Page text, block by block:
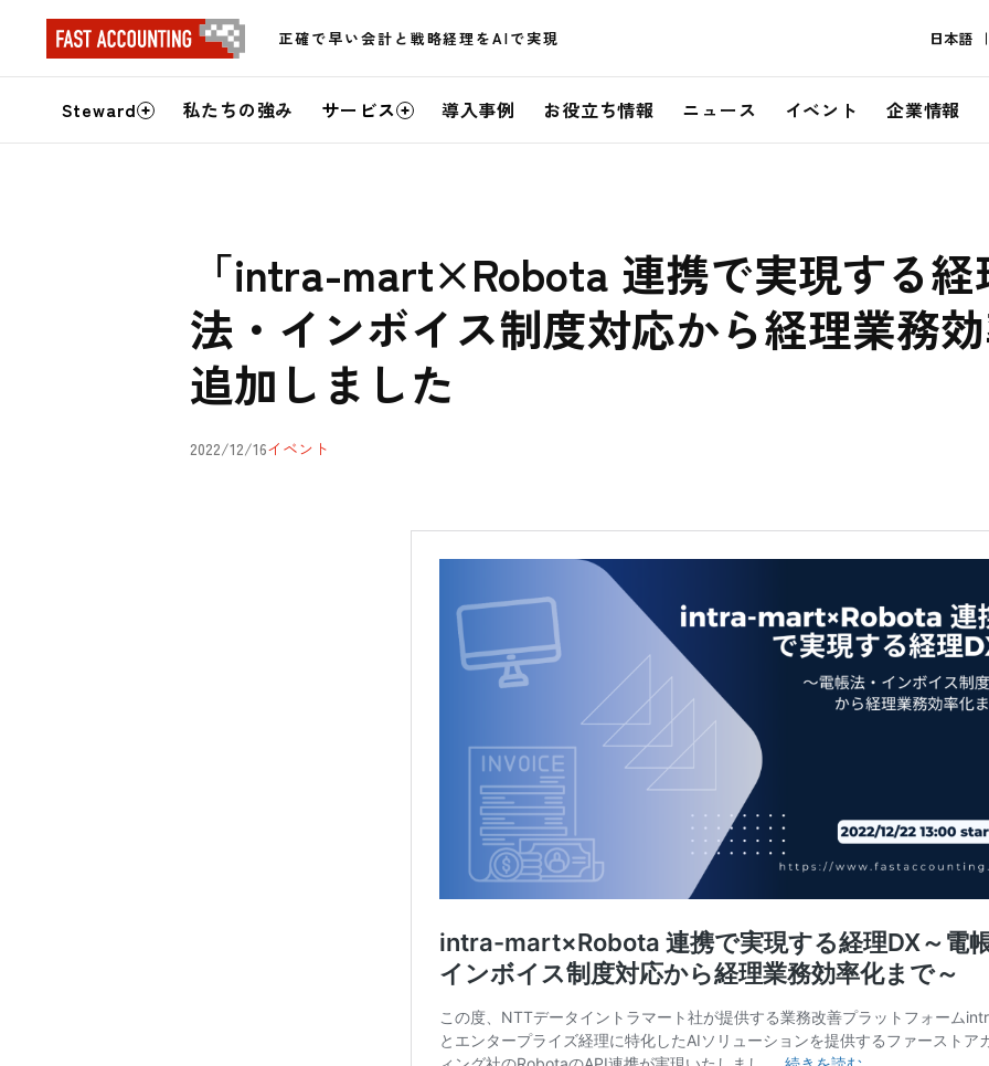
正確で早い会計と戦略経理をAIで実現 日本語
サ
イ
Steward 私たちの強み サービス 導入事例 お役立ち情報 ニュース イベント 企業情報
「intra-mart×Robota 連携で実現する
法・インボイス制度対応から経理業務
追加しました
2022/12/16イベント